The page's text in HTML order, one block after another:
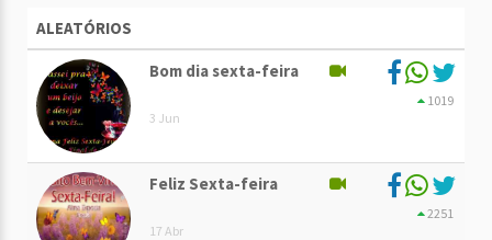
ALEATÓRIOS
Bom dia sexta-feira
3 Jun
1019
Feliz Sexta-feira
17 Abr
2251